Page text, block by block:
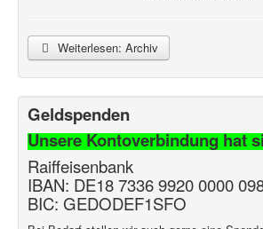
Weiterlesen: Archiv
Geldspenden
Unsere Kontoverbindung hat
Raiffeisenbank
IBAN: DE18 7336 9920 0000
BIC: GEDODEF1SFO